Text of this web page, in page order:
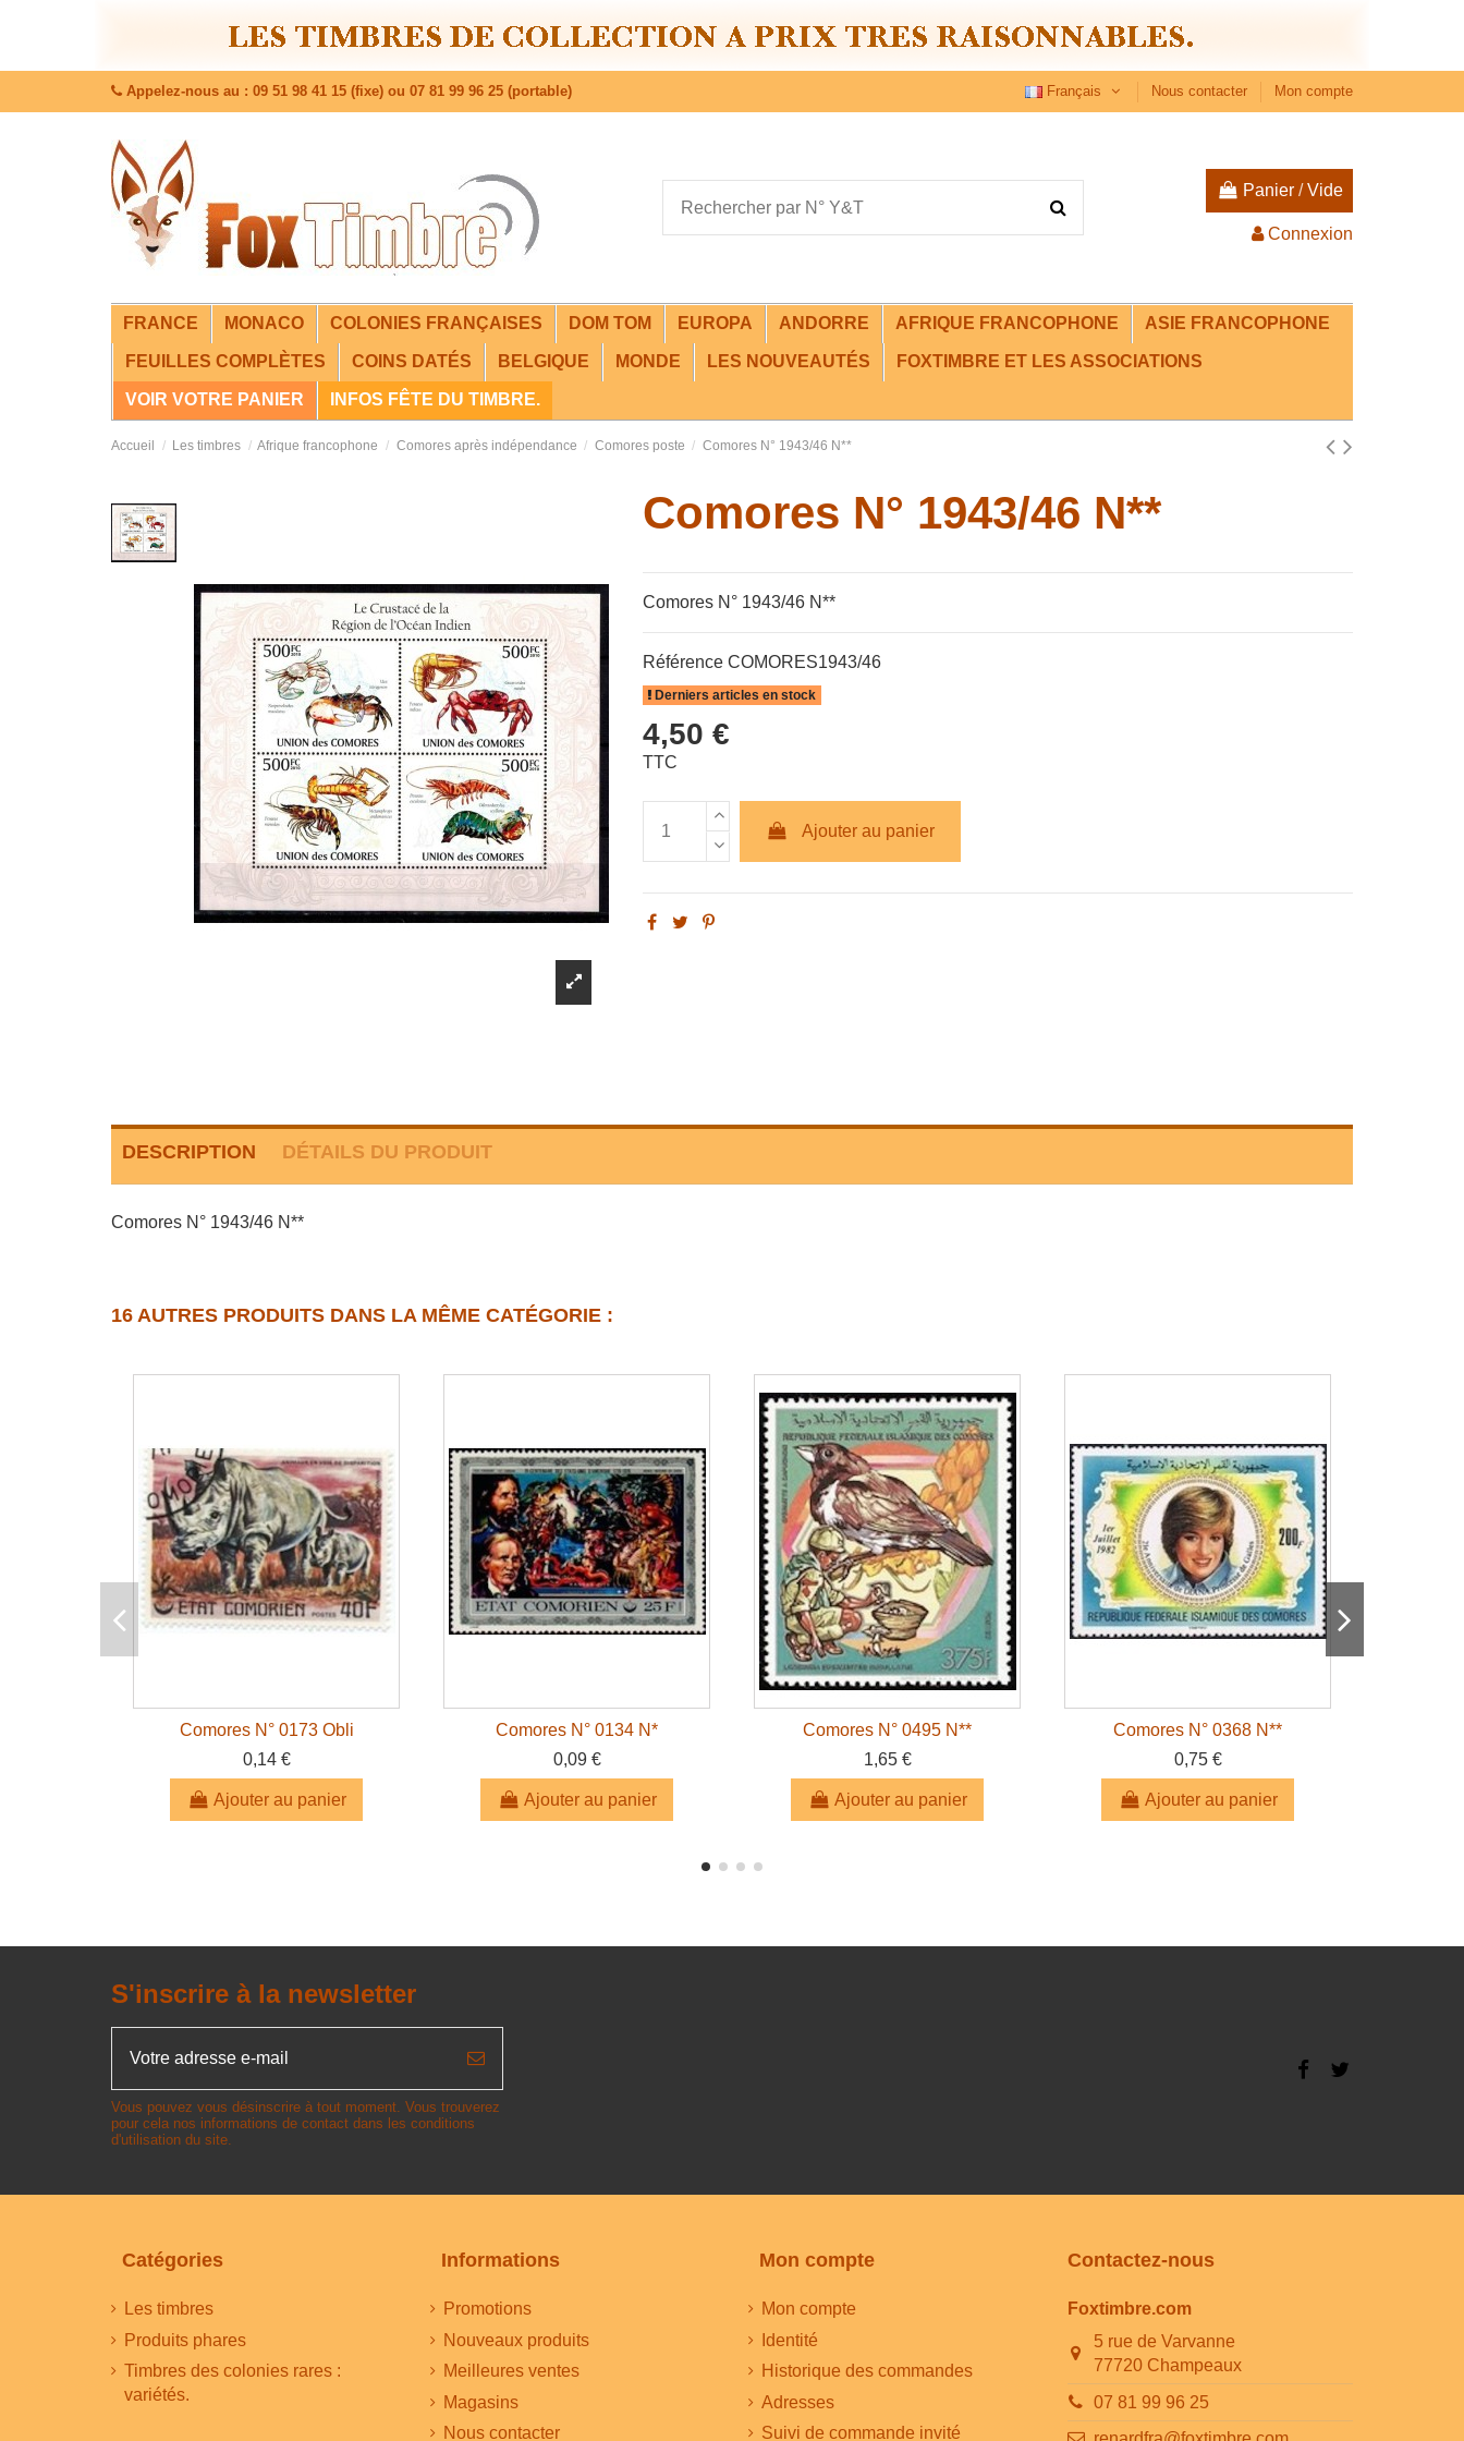
Appelez-nous au : 09 51 98 41 15 (fixe) ou 07 81 99 96 25 (portable) Français Nous contacter Mon compte
Panier /Vide
Connexion
FRANCE MONACO COLONIES FRANÇAISES DOM TOM EUROPA ANDORRE AFRIQUE FRANCOPHONE ASIE FRANCOPHONE
FEUILLES COMPLÈTES COINS DATÉS BELGIQUE MONDE LES NOUVEAUTÉS FOXTIMBRE ET LES ASSOCIATIONS
VOIR VOTRE PANIER INFOS FÊTE DU TIMBRE.
Accueil Les timbres Afrique francophone Comores après indépendance Comores poste Comores N° 1943/46 N**
Comores N° 1943/46 N**
Comores N° 1943/46 N**
Référence COMORES1943/46
Derniers articles en stock
4,50 €
TTC
Ajouter au panier
DESCRIPTION DÉTAILS DU PRODUIT
Comores N° 1943/46 N**
16 AUTRES PRODUITS DANS LA MÊME CATÉGORIE :
Comores N° 0173 Obli
0,14 €
Ajouter au panier
Comores N° 0134 N*
0,09 €
Ajouter au panier
Comores N° 0495 N**
1,65 €
Ajouter au panier
Comores N° 0368 N**
0,75 €
Ajouter au panier
S'inscrire à la newsletter
Vous pouvez vous désinscrire à tout moment. Vous trouverez
pour cela nos informations de contact dans les conditions
d'utilisation du site.
Catégories
Les timbres
Produits phares
Timbres des colonies rares :
variétés.
Informations
Promotions
Nouveaux produits
Meilleures ventes
Magasins
Nous contacter
Mon compte
Mon compte
Identité
Historique des commandes
Adresses
Suivi de commande invité
Contactez-nous
Foxtimbre.com
5 rue de Varvanne
77720 Champeaux
07 81 99 96 25